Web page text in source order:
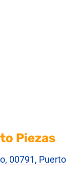
Piezas
00791, Puerto